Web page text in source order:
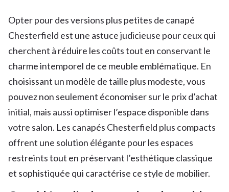
Opter pour des versions plus petites de canapé
Chesterfield est une astuce judicieuse pour ceux qui
cherchent à réduire les coûts tout en conservant le
charme intemporel de ce meuble emblématique. En
choisissant un modèle de taille plus modeste, vous
pouvez non seulement économiser sur le prix d’achat
initial, mais aussi optimiser l’espace disponible dans
votre salon. Les canapés Chesterfield plus compacts
offrent une solution élégante pour les espaces
restreints tout en préservant l’esthétique classique
et sophistiquée qui caractérise ce style de mobilier.